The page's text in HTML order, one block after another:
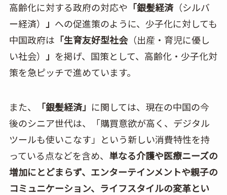
高齢化に対する政府の対応や 「銀髪経済（シルバ
ー経済）
」 への促進策のように、少子化に対しても
中国政府は 「生育友好型社会（出産・育児に優し
い社会）
」 を掲げ、国策として、高齢化・少子化対
策を急ピッチで進めています。
また、 「銀髪経済」 に関しては、現在の中国の今
後のシニア世代は、「購買意欲が高く、デジタル
ツールも使いこなす」という新しい消費特性を持
っている点などを含め、 単なる介護や医療ニーズの
増加にとどまらず、エンターテインメントや親子の
コミュニケーション、ライフスタイルの変革とい